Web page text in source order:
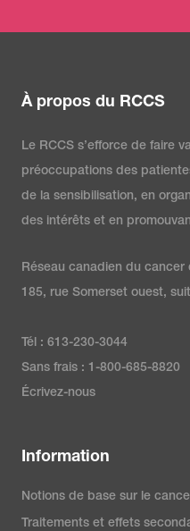
À propos du RCCS
Le RCCS s’efforce de faire
préoccupations des
de la sensibilisation, en
des intérêts et en
Réseau canadien du cancer
185, rue Somerset ouest,
Tél : 613-230-3044
Sans frais : 1-800-685-8820
Écrivez-nous
Information
Notions de base sur le
Traitements et effets